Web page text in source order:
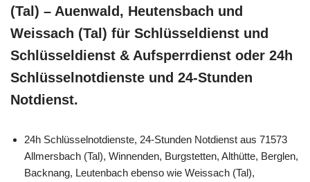
(Tal) – Auenwald, Heutensbach und
Weissach (Tal) für Schlüsseldienst und
Schlüsseldienst & Aufsperrdienst oder 24h
Schlüsselnotdienste und 24-Stunden
Notdienst.
24h Schlüsselnotdienste, 24-Stunden Notdienst aus 71573
Allmersbach (Tal), Winnenden, Burgstetten, Althütte, Berglen,
Backnang, Leutenbach ebenso wie Weissach (Tal),